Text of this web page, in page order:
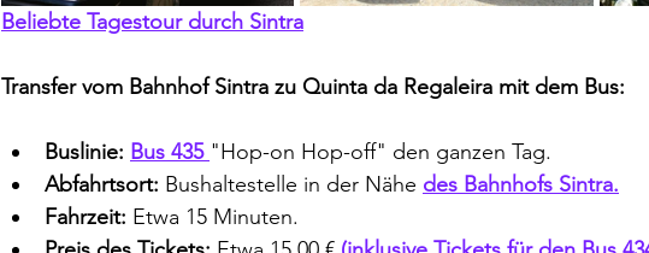
Beliebte Tagestour durch Sintra
Transfer vom Bahnhof Sintra zu Quinta da Regaleira mit dem Bus:
Buslinie: Bus 435 "Hop-on Hop-off" den ganzen Tag.
Abfahrtsort: Bushaltestelle in der Nähe des Bahnhofs Sintra.
Fahrzeit: Etwa 15 Minuten.